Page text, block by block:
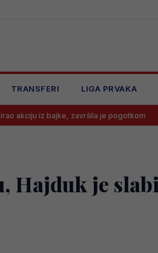
TRANSFERI LIGA PRVAKA
završila je pogotkom Leeds
Hajduk je